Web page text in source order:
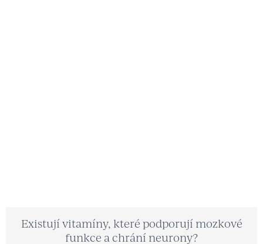
Existují vitamíny, které podporují mozkové
funkce a chrání neurony?